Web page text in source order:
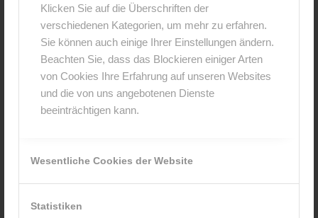
Klicken Sie auf die Überschriften der
verschiedenen Kategorien, um mehr zu erfahren.
Sie können auch einige Ihrer Einstellungen ändern.
Beachten Sie, dass das Blockieren einiger Arten
von Cookies Ihre Erfahrung auf unseren Websites
und die von uns angebotenen Dienste
beeinträchtigen kann.
Wesentliche Cookies der Website
Statistiken
Hinterlasse uns deinen Kommentar!
Name*